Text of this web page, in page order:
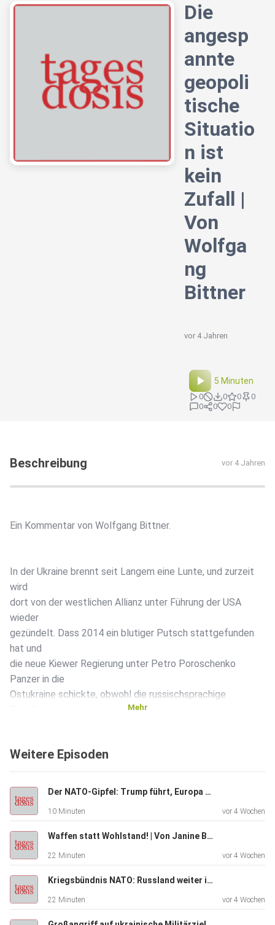
Die
angesp
annte
geopoli
tische
Situatio
n ist
kein
Zufall |
Von
Wolfga
ng
Bittner
vor 4 Jahren
5 Minuten
0 0 0
0
0
0 0
Beschreibung vor 4 Jahren
Ein Kommentar von Wolfgang Bittner.
In der Ukraine brennt seit Langem eine Lunte, und zurzeit
wird
dort von der westlichen Allianz unter Führung der USA
wieder
gezündelt. Dass 2014 ein blutiger Putsch stattgefunden
hat und
die neue Kiewer Regierung unter Petro Poroschenko
Panzer in die
Ostukraine schickte, obwohl die russischsprachige
inzwischen vergessen. Ein innerpolitischer Konflikt soll –
militärischen
Mitteln gelöst werden.
Während des Außenministertreffens im lettischen Riga
NATO-Generalsekretär Jens Stoltenberg: „Jede künftige
Aggression
Mehr
Weitere Episoden
Der NATO-Gipfel: Trump führt, Europa folgt | Von Rainer Rupp
10 Minuten vor 4 Wochen
Waffen statt Wohlstand! | Von Janine Beicht
22 Minuten vor 4 Wochen
Kriegsbündnis NATO: Russland weiter im Visier | Von Tilo Gräser
22 Minuten vor 4 Wochen